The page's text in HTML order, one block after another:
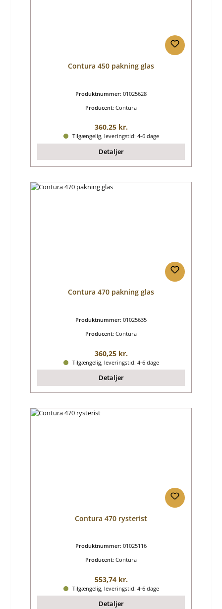
Contura 450 pakning glas
Produktnummer: 01025628
Producent: Contura
Almindelig pris:
360,25 kr.
Tilgængelig, leveringstid: 4-6 dage
Detaljer
Contura 470 pakning glas
Produktnummer: 01025635
Producent: Contura
Almindelig pris:
360,25 kr.
Tilgængelig, leveringstid: 4-6 dage
Detaljer
Contura 470 rysterist
Produktnummer: 01025116
Producent: Contura
Almindelig pris:
553,74 kr.
Tilgængelig, leveringstid: 4-6 dage
Detaljer